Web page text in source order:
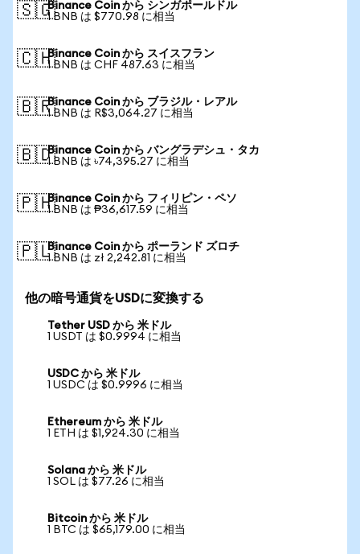
🇸🇬Binance Coin から シンガポールドル
1 BNB は $770.98 に相当
🇨🇭Binance Coin から スイスフラン
1 BNB は CHF 487.63 に相当
🇧🇷Binance Coin から ブラジル・レアル
1 BNB は R$3,064.27 に相当
🇧🇩Binance Coin から バングラデシュ・タカ
1 BNB は ৳74,395.27 に相当
🇵🇭Binance Coin から フィリピン・ペソ
1 BNB は ₱36,617.59 に相当
🇵🇱Binance Coin から ポーランド ズロチ
1 BNB は zł 2,242.81 に相当
他の暗号通貨をUSDに変換する
Tether USD から 米ドル
1 USDT は $0.9994 に相当
USDC から 米ドル
1 USDC は $0.9996 に相当
Ethereum から 米ドル
1 ETH は $1,924.30 に相当
Solana から 米ドル
1 SOL は $77.26 に相当
Bitcoin から 米ドル
1 BTC は $65,179.00 に相当